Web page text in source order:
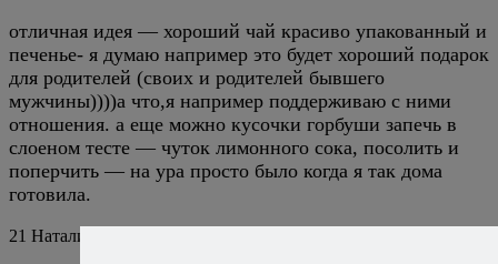
отличная идея — хороший чай красиво упакованный и
печенье- я думаю например это будет хороший подарок
для родителей (своих и родителей бывшего
мужчины))))а что,я например поддерживаю с ними
отношения. а еще можно кусочки горбуши запечь в
слоеном тесте — чуток лимонного сока, посолить и
поперчить — на ура просто было когда я так дома
готовила.
21 Натали